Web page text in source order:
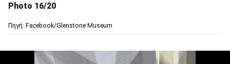
Photo 16/20
Πηγή: Facebook/Glenstone Museum